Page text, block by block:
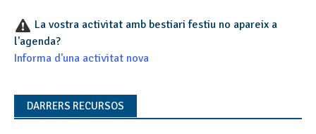
La vostra activitat amb bestiari festiu no apareix a
l'agenda?
Informa d'una activitat nova
DARRERS RECURSOS